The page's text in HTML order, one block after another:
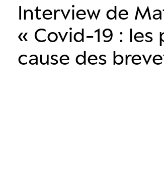
Interview de
« Covid-19 : les
cause des